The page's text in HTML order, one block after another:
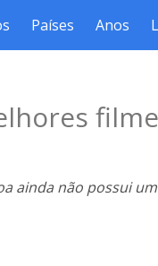
Países Anos
ainda não possui